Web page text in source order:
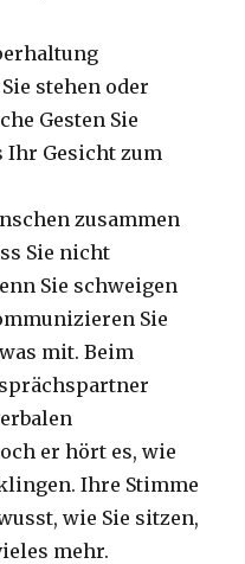
stehen oder
Gesten Sie
Ihr Gesicht zum
zusammen
Sie nicht
Sie schweigen
Sie
mit. Beim
er hört es, wie
Ihre Stimme
wie Sie sitzen,
mehr.